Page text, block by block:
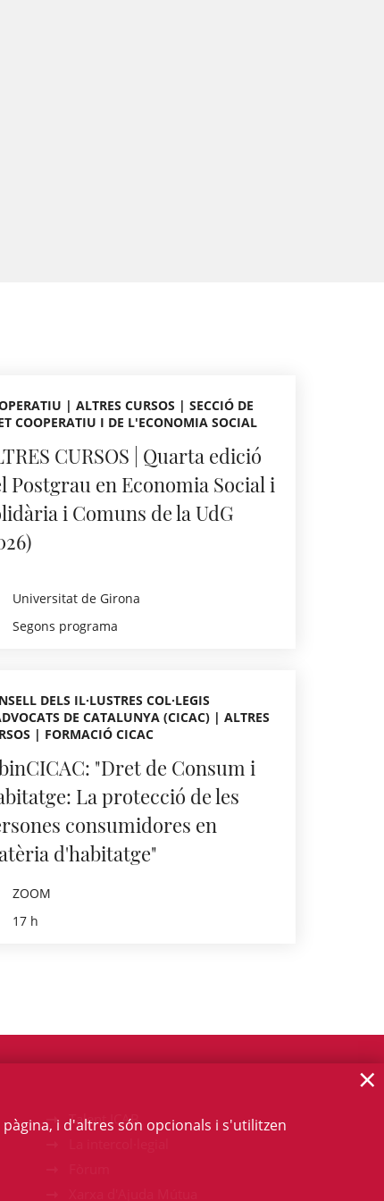
| ALTRES CURSOS | SECCIÓ DE
COOPERATIU I DE L'ECONOMIA SOCIAL
CURSOS | Quarta edició
Postgrau en Economia Social i
i Comuns de la UdG
Universitat de Girona
Segons programa
DELS IL·LUSTRES COL·LEGIS
DE CATALUNYA (CICAC) | ALTRES
| FORMACIÓ CICAC
"Dret de Consum i
La protecció de les
consumidores en
d'habitatge"
ZOOM
17 h
Talent ICAB
i d'altres són opcionals i s'utilitzen
×